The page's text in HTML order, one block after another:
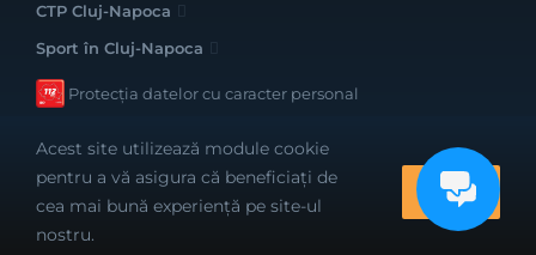
CTP Cluj-Napoca
Sport în Cluj-Napoca
Protecția datelor cu caracter personal
Realizat cu bune intenții de către
Acest site utilizează module cookie
pentru a vă asigura că beneficiați de
cea mai bună experiență pe site-ul
nostru.
OK